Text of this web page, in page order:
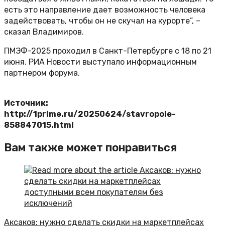
есть это направление дает возможность человека
задействовать, чтобы он не скучал на курорте”, –
сказал Владимиров.
ПМЭФ-2025 проходил в Санкт-Петербурге с 18 по 21
июня. РИА Новости выступало информационным
партнером форума.
Источник:
http://1prime.ru/20250624/stavropole-
858847015.html
Вам также может понравиться
Аксаков: нужно сделать скидки на маркетплейсах